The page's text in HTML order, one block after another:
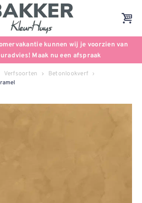
kunnen wij je voorzien van
Maak nu een afspraak
Verfsoorten Betonlookverf